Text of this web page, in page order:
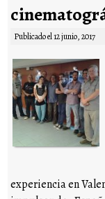
Publicado el12 junio, 2017
experiencia en